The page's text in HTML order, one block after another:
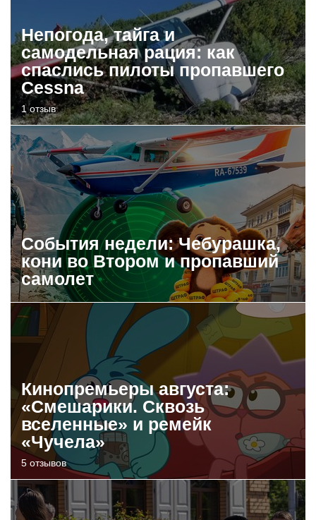
Непогода, тайга и
самодельная рация: как
спаслись пилоты пропавшего
Cessna
1 отзыв
События недели: Чебурашка,
кони во Втором и пропавший
самолет
Кинопремьеры августа:
«Смешарики. Сквозь
вселенные» и ремейк
«Чучела»
5 отзывов